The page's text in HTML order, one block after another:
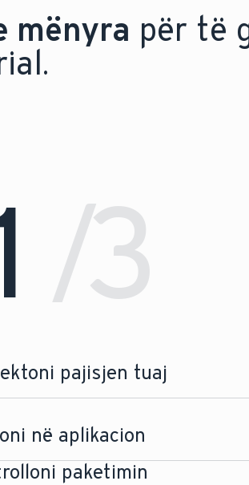
mënyra për të
/3
pajisjen tuaj
në aplikacion
paketimin